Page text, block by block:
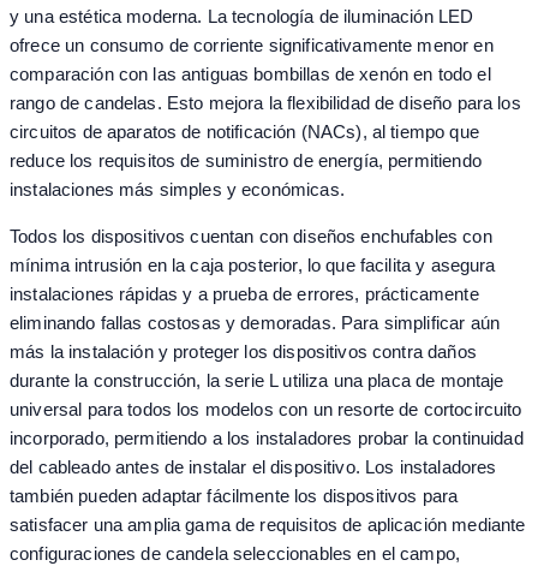
y una estética moderna. La tecnología de iluminación LED
ofrece un consumo de corriente significativamente menor en
comparación con las antiguas bombillas de xenón en todo el
rango de candelas. Esto mejora la flexibilidad de diseño para los
circuitos de aparatos de notificación (NACs), al tiempo que
reduce los requisitos de suministro de energía, permitiendo
instalaciones más simples y económicas.
Todos los dispositivos cuentan con diseños enchufables con
mínima intrusión en la caja posterior, lo que facilita y asegura
instalaciones rápidas y a prueba de errores, prácticamente
eliminando fallas costosas y demoradas. Para simplificar aún
más la instalación y proteger los dispositivos contra daños
durante la construcción, la serie L utiliza una placa de montaje
universal para todos los modelos con un resorte de cortocircuito
incorporado, permitiendo a los instaladores probar la continuidad
del cableado antes de instalar el dispositivo. Los instaladores
también pueden adaptar fácilmente los dispositivos para
satisfacer una amplia gama de requisitos de aplicación mediante
configuraciones de candela seleccionables en el campo,